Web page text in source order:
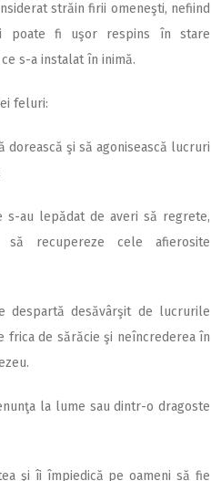
străin firii omeneşti, nefiind
poate fi uşor respins în stare
s-a instalat în inimă.
feluri:
dorească şi să agonisească lucruri
au lepădat de averi să regrete,
să recupereze cele afierosite
desăvârşit de lucrurile
frica de sărăcie şi neîncrederea în
la lume sau dintr-o dragoste
şi îi împiedică pe oameni să fie